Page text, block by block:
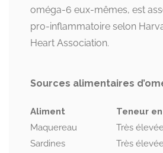
oméga-6 eux-mêmes, est
pro-inflammatoire selon
Heart Association.
Sources alimentaires
Aliment
Teneur
Maquereau
Très
Sardines
Très